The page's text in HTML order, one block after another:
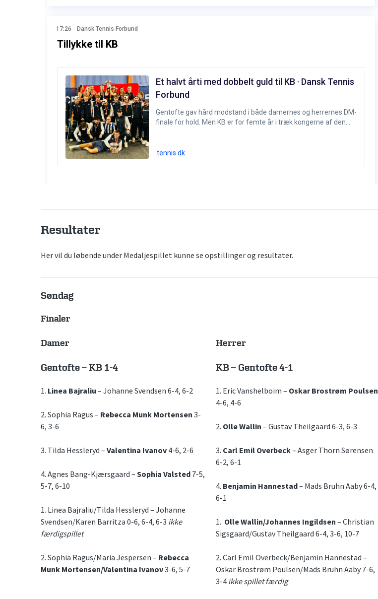
Resultater
Her vil du løbende under Medaljespillet kunne se opstillinger og resultater.
Søndag
Finaler
Damer
Gentofte – KB 1-4
1. Linea Bajraliu – Johanne Svendsen 6-4, 6-2
2. Sophia Ragus – Rebecca Munk Mortensen 3-
6, 3-6
3. Tilda Hessleryd – Valentina Ivanov 4-6, 2-6
4. Agnes Bang-Kjærsgaard – Sophia Valsted 7-5,
5-7, 6-10
1. Linea Bajraliu/Tilda Hessleryd – Johanne
Svendsen/Karen Barritza 0-6, 6-4, 6-3 ikke
færdigspillet
2. Sophia Ragus/Maria Jespersen – Rebecca
Munk Mortensen/Valentina Ivanov3-6, 5-7
Herrer
KB – Gentofte 4-1
1. Eric Vanshelboim – Oskar Brostrøm Poulsen
4-6, 4-6
2. Olle Wallin – Gustav Theilgaard 6-3, 6-3
3. Carl Emil Overbeck– Asger Thorn Sørensen
6-2, 6-1
4. Benjamin Hannestad– Mads Bruhn Aaby 6-4,
6-1
1. Olle Wallin/Johannes Ingildsen – Christian
Sigsgaard/Gustav Theilgaard 6-4, 3-6, 10-7
2. Carl Emil Overbeck/Benjamin Hannestad –
Oskar Brostrøm Poulsen/Mads Bruhn Aaby 7-6,
3-4 ikke spillet færdig